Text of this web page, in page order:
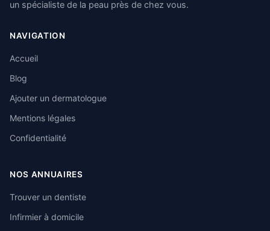
un spécialiste de la peau près de chez vous.
NAVIGATION
Accueil
Blog
Ajouter un dermatologue
Mentions légales
Confidentialité
NOS ANNUAIRES
Trouver un dentiste
Infirmier à domicile